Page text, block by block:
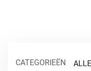
CATEGORIEËN